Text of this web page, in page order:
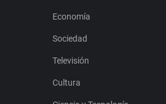
Economía
Sociedad
Televisión
Cultura